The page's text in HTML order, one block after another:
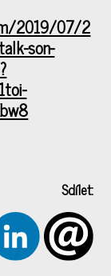
2019/07/2
son-
Sdílet: